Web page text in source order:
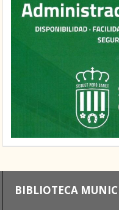
BIBLIOTECA